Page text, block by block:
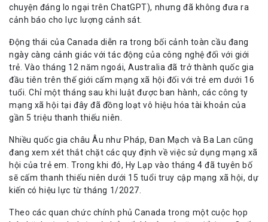
chuyện đáng lo ngại trên ChatGPT), nhưng đã không đưa ra
cảnh báo cho lực lượng cảnh sát.
Động thái của Canada diễn ra trong bối cảnh toàn cầu đang
ngày càng cảnh giác với tác động của công nghệ đối với giới
trẻ. Vào tháng 12 năm ngoái, Australia đã trở thành quốc gia
đầu tiên trên thế giới cấm mạng xã hội đối với trẻ em dưới 16
tuổi. Chỉ một tháng sau khi luật được ban hành, các công ty
mạng xã hội tại đây đã đồng loạt vô hiệu hóa tài khoản của
gần 5 triệu thanh thiếu niên.
Nhiều quốc gia châu Âu như Pháp, Đan Mạch và Ba Lan cũng
đang xem xét thắt chặt các quy định về việc sử dụng mạng xã
hội của trẻ em. Trong khi đó, Hy Lạp vào tháng 4 đã tuyên bố
sẽ cấm thanh thiếu niên dưới 15 tuổi truy cập mạng xã hội, dự
kiến có hiệu lực từ tháng 1/2027.
Theo các quan chức chính phủ Canada trong một cuộc họp